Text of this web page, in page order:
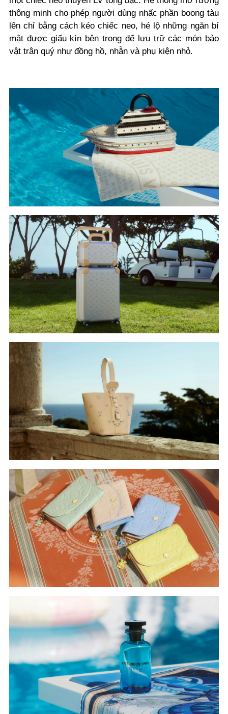
thông minh cho phép người dùng nhấc phần boong tàu
lên chỉ bằng cách kéo chiếc neo, hé lộ những ngăn bí
mật được giấu kín bên trong để lưu trữ các món bảo
vật trân quý như đồng hồ, nhẫn và phụ kiện nhỏ.